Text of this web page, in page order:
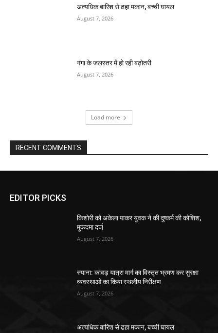
अत्यधिक बारिश से ढहा मकान, बच्ची घायल
August 7, 2026
गंगा के जलस्तर में हो रही बढ़ोतरी
August 7, 2026
Load more
RECENT COMMENTS
EDITOR PICKS
किशोरी को अकेला पाकर युवक ने की दुष्कर्म की कोशिश,
मुकदमा दर्ज
August 7, 2026
स्याना: कांवड़ यात्रा मार्ग का विस्तृत भ्रमण कर सुरक्षा
व्यवस्थाओं का किया स्थलीय निरीक्षण
August 7, 2026
अत्यधिक बारिश से ढहा मकान, बच्ची घायल